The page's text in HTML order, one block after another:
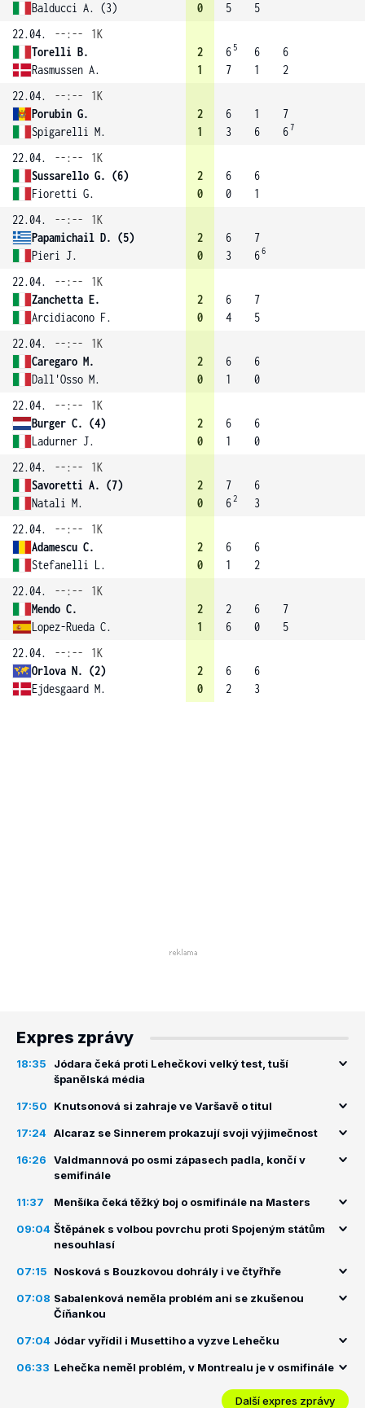
Balducci A. (3)
0
5
5
22.04.
--:--
1K
Torelli B.
Rasmussen A.
2
1
6 5
7
6
1
6
2
22.04.
--:--
1K
Porubin G.
Spigarelli M.
2
1
6
3
1
6
7
67
22.04. --:--
1K
Sussarello G. (6)
Fioretti G.
2
0
6
0
6
1
22.04.
--:--
1K
Papamichail D. (5)
Pieri J.
2
0
6
3
7
66
22.04. --:--
1K
Zanchetta E.
Arcidiacono F.
2
0
6
4
7
5
22.04.
--:--
1K
Caregaro M.
Dall'Osso M.
2
0
6
1
6
0
22.04.
--:--
1K
Burger C. (4)
Ladurner J.
2
0
6
1
6
0
22.04.
--:--
1K
Savoretti A. (7)
Natali M.
2
0
7
62
6
3
22.04.
--:--
1K
Adamescu C.
Stefanelli L.
2
0
6
1
6
2
22.04.
--:--
1K
Mendo C.
Lopez-Rueda C.
2
1
2
6
6
0
7
5
22.04.
--:--
1K
Orlova N. (2)
Ejdesgaard M.
2
0
6
2
6
3
Expres zprávy
18:35
Jódara čeká proti Lehečkovi velký test, tuší
španělská média
17:50 Knutsonová si zahraje ve Varšavě o titul
17:24 Alcaraz se Sinnerem prokazují svoji výjimečnost
16:26
Valdmannová po osmi zápasech padla, končí v
semifinále
11:37 Menšíka čeká těžký boj o osmifinále na Masters
09:04 Štěpánek s volbou povrchu proti Spojeným státům
nesouhlasí
07:15 Nosková s Bouzkovou dohrály i ve čtyřhře
07:08 Sabalenková neměla problém ani se zkušenou
Číňankou
07:04 Jódar vyřídil i Musettiho a vyzve Lehečku
06:33 Lehečka neměl problém, v Montrealu je v osmifinále
Další expres zprávy